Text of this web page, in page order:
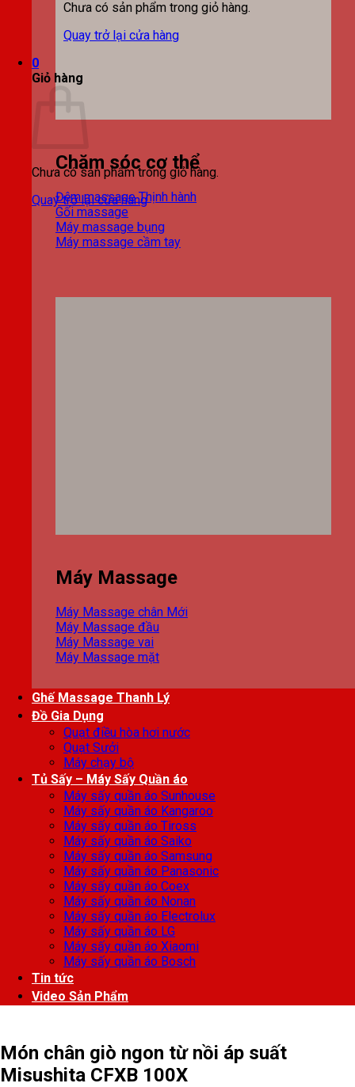
Chưa có sản phẩm trong giỏ hàng.
Quay trở lại cửa hàng
0
Giỏ hàng
Chưa có sản phẩm trong giỏ hàng.
Quay trở lại cửa hàng
Chăm sóc cơ thể
Đệm massage
Gối massage
Máy massage bụng
Máy massage cầm tay
Máy Massage
Máy Massage chân
Máy Massage đầu
Máy Massage vai
Máy Massage mặt
Ghế Massage Thanh Lý
Đồ Gia Dụng
Quạt điều hòa hơi nước
Quạt Sưởi
Máy chạy bộ
Tủ Sấy – Máy Sấy Quần áo
Máy sấy quần áo Sunhouse
Máy sấy quần áo Kangaroo
Máy sấy quần áo Tiross
Máy sấy quần áo Saiko
Máy sấy quần áo Samsung
Máy sấy quần áo Panasonic
Máy sấy quần áo Coex
Máy sấy quần áo Nonan
Máy sấy quần áo Electrolux
Máy sấy quần áo LG
Máy sấy quần áo Xiaomi
Máy sấy quần áo Bosch
Tin tức
Video Sản Phẩm
Món chân giò ngon từ nồi áp suất
Misushita CFXB 100X